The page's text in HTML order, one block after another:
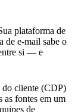
plataforma de
de e-mail sabe o
si — e
do cliente (CDP)
as fontes em um
de